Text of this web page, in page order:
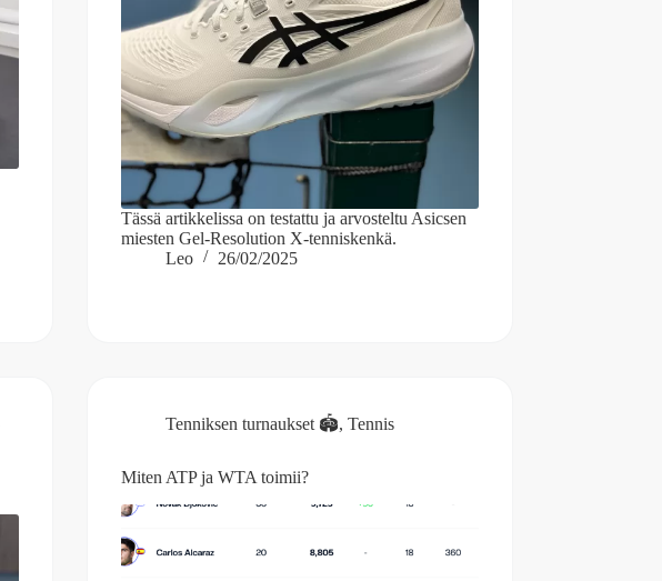
Tässä artikkelissa on testattu ja arvosteltu Asicsen
miesten Gel-Resolution X-tenniskenkä.
Leo
26/02/2025
Tenniksen turnaukset 🏟️,Tennis
Miten ATP ja WTA toimii?